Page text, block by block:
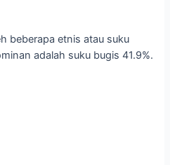
beberapa etnis atau suku
adalah suku bugis 41.9%.